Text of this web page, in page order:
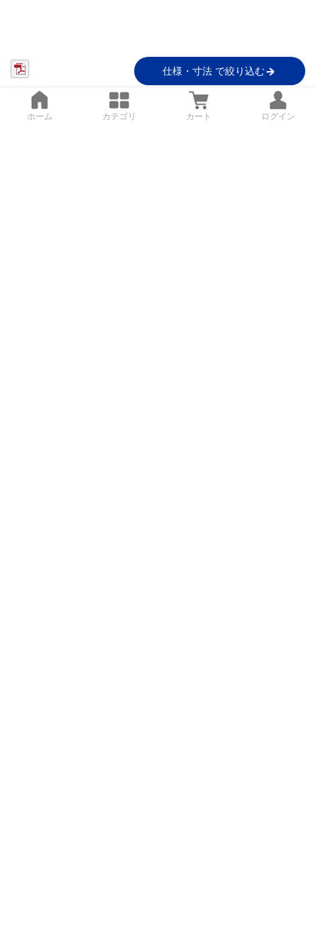
仕様・寸法 で絞り込む
ホーム カテゴリ カート ログイン